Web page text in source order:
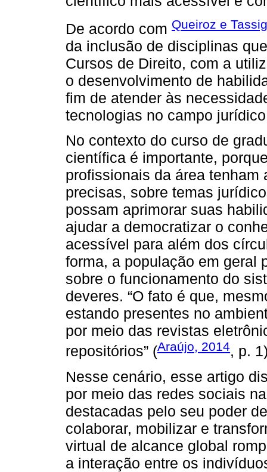
De acordo com Queiroz e
da inclusão de disciplinas
Cursos de Direito, com a
o desenvolvimento de
fim de atender às
tecnologias no campo
No contexto do curso de
científica é importante,
profissionais da área
precisas, sobre temas
possam aprimorar suas
ajudar a democratizar o
acessível para além dos
forma, a população em geral
sobre o funcionamento do
deveres. “O fato é que,
estando presentes no
por meio das revistas
repositórios” (Araújo, 2014, p.
Nesse cenário, esse artigo
por meio das redes sociais
destacadas pelo seu poder
colaborar, mobilizar e
virtual de alcance global
a interação entre os